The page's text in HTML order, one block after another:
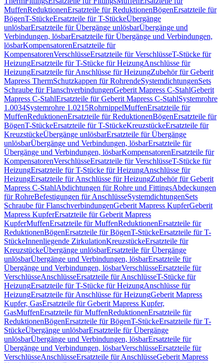
MuffenReduktionenErsatzteile für ReduktionenBögenErsatzteile für
BögenT-StückeErsatzteile für T-StückeÜbergänge
unlösbarErsatzteile für Übergänge unlösbarÜbergänge und
Verbindungen, lösbarErsatzteile für Übergänge und Verbindungen,
lösbarKompensatorenErsatzteile für
KompensatorenVerschlüsseErsatzteile für VerschlüsseT-Stücke für
HeizungErsatzteile für T-Stücke für HeizungAnschlüsse für
HeizungErsatzteile für Anschlüsse für HeizungZubehör für Geberit
Mapress ThermSchutzkappen für RohrendeSystemdichtungenSets
Schraube für FlanschverbindungenGeberit Mapress C-StahlGeberit
Mapress C-StahlErsatzteile für Geberit Mapress C-StahlSystemrohre
1.0034Systemrohre 1.0215RohrnippelMuffenErsatzteile für
MuffenReduktionenErsatzteile für ReduktionenBögenErsatzteile für
BögenT-StückeErsatzteile für T-StückeKreuzstückeErsatzteile für
KreuzstückeÜbergänge unlösbarErsatzteile für Übergänge
unlösbarÜbergänge und Verbindungen, lösbarErsatzteile für
Übergänge und Verbindungen, lösbarKompensatorenErsatzteile für
KompensatorenVerschlüsseErsatzteile für VerschlüsseT-Stücke für
HeizungErsatzteile für T-Stücke für HeizungAnschlüsse für
HeizungErsatzteile für Anschlüsse für HeizungZubehör für Geberit
Mapress C-StahlAbdichtungen für Rohre und FittingsAbdeckungen
für RohreBefestigungen für AnschlüsseSystemdichtungenSets
Schraube für FlanschverbindungenGeberit Mapress KupferGeberit
Mapress KupferErsatzteile für Geberit Mapress
KupferMuffenErsatzteile für MuffenReduktionenErsatzteile für
ReduktionenBögenErsatzteile für BögenT-StückeErsatzteile für T-
StückeInnenliegende ZirkulationKreuzstückeErsatzteile für
KreuzstückeÜbergänge unlösbarErsatzteile für Übergänge
unlösbarÜbergänge und Verbindungen, lösbarErsatzteile für
Übergänge und Verbindungen, lösbarVerschlüsseErsatzteile für
VerschlüsseAnschlüsseErsatzteile für AnschlüsseT-Stücke für
HeizungErsatzteile für T-Stücke für HeizungAnschlüsse für
HeizungErsatzteile für Anschlüsse für HeizungGeberit Mapress
Kupfer, GasErsatzteile für Geberit Mapress Kupfer,
GasMuffenErsatzteile für MuffenReduktionenErsatzteile für
ReduktionenBögenErsatzteile für BögenT-StückeErsatzteile für T-
StückeÜbergänge unlösbarErsatzteile für Übergänge
unlösbarÜbergänge und Verbindungen, lösbarErsatzteile für
Übergänge und Verbindungen, lösbarVerschlüsseErsatzteile für
VerschlüsseAnschlüsseErsatzteile für AnschlüsseGeberit Mapress